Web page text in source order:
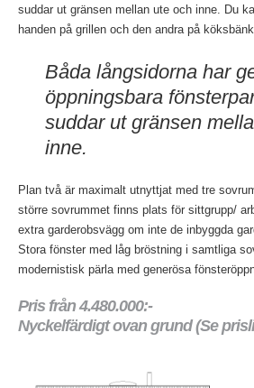
–
suddar ut gränsen mellan ute och inne. Du
handen på grillen och den andra på
Båda långsidorna har
öppningsbara
suddar ut gränsen
inne.
Plan två är maximalt utnyttjat med tre
större sovrummet finns plats för sittgrupp/
extra garderobsvägg om inte de inbyggda
Stora fönster med låg bröstning i samtliga
modernistisk pärla med generösa
Pris från 4.480.000:-
Nyckelfärdigt ovan grund (Se